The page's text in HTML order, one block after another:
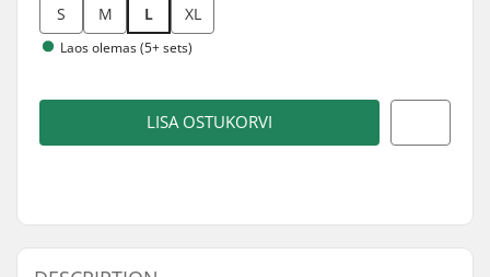
S M L XL
Laos olemas (5+ sets)
LISA OSTUKORVI